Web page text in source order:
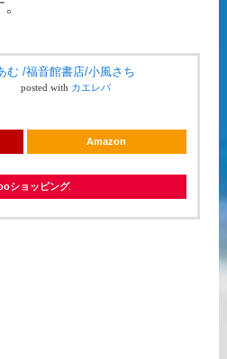
む /福音館書店/小風さち
posted with カエレバ
Amazon
ショッピング